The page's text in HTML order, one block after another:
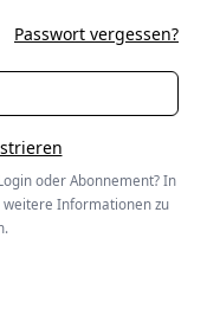
Passwort vergessen?
oder Abonnement? In
weitere Informationen zu